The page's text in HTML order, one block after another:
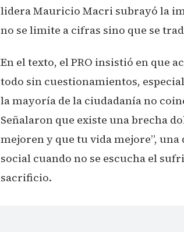
lidera Mauricio Macri subrayó la
no se limite a cifras sino que se
En el texto, el PRO insistió en que
todo sin cuestionamientos,
la mayoría de la ciudadanía no
Señalaron que existe una brecha
mejoren y que tu vida mejore”,
social cuando no se escucha el
sacrificio.